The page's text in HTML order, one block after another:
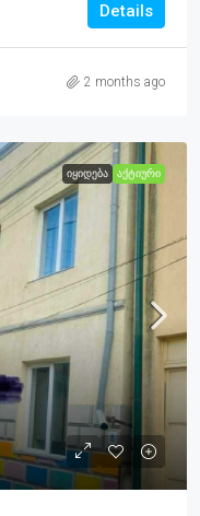
Details
2 months ago
ᲘᲧᲘᲓᲔᲑᲐ ᲐᲥᲢᲘᲣᲠᲘ